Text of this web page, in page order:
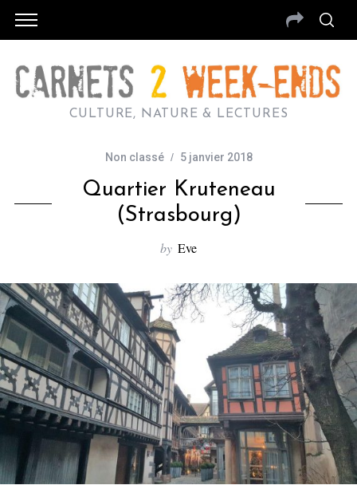
CULTURE, NATURE & LECTURES
Non classé 5 janvier 2018
Quartier Kruteneau
(Strasbourg)
by Eve